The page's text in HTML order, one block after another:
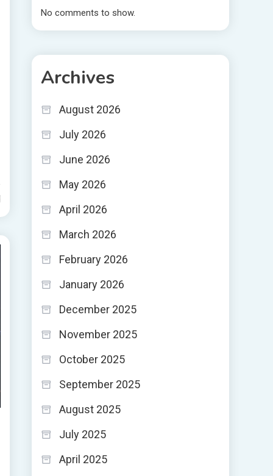
No comments to show.
Archives
August 2026
July 2026
June 2026
May 2026
April 2026
March 2026
February 2026
January 2026
December 2025
November 2025
October 2025
September 2025
August 2025
July 2025
April 2025